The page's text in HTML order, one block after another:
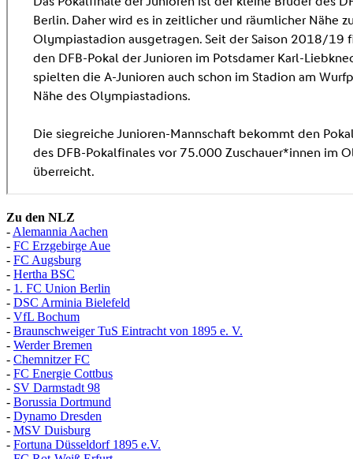
Zu den NLZ
- Alemannia Aachen
- FC Erzgebirge Aue
- FC Augsburg
- Hertha BSC
- 1. FC Union Berlin
- DSC Arminia Bielefeld
- VfL Bochum
- Braunschweiger TuS Eintracht von 1895 e. V.
- Werder Bremen
- Chemnitzer FC
- FC Energie Cottbus
- SV Darmstadt 98
- Borussia Dortmund
- Dynamo Dresden
- MSV Duisburg
- Fortuna Düsseldorf 1895 e.V.